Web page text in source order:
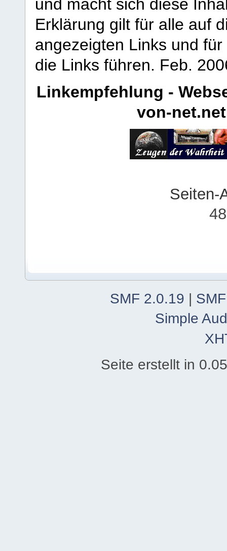
und macht sich diese
Erklärung gilt für alle auf
angezeigten Links und
die Links führen. Feb.
Linkempfehlung -
von-net.net
Seiten-
SMF 2.0.19 |
Simple
Seite erstellt in